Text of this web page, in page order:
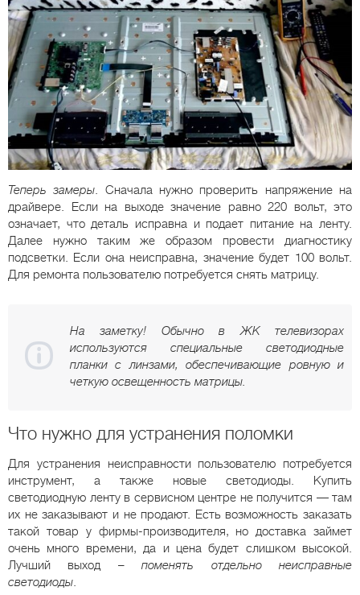
Теперь замеры . Сначала нужно проверить напряжение на
драйвере. Если на выходе значение равно 220 вольт, это
означает, что деталь исправна и подает питание на ленту.
Далее нужно таким же образом провести диагностику
подсветки. Если она неисправна, значение будет 100 вольт.
Для ремонта пользователю потребуется снять матрицу.
На заметку! Обычно в ЖК телевизорах
используются специальные светодиодные
планки с линзами, обеспечивающие ровную и
четкую освещенность матрицы.
Что нужно для устранения поломки
Для устранения неисправности пользователю потребуется
инструмент, а также новые светодиоды. Купить
светодиодную ленту в сервисном центре не получится — там
их не заказывают и не продают. Есть возможность заказать
такой товар у фирмы-производителя, но доставка займет
очень много времени, да и цена будет слишком высокой.
Лучший выход –поменять отдельно неисправные
светодиоды